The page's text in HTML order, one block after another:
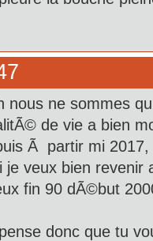
nous ne sommes
de vie a bien
Ã partir mi
je veux bien revenir
fin 90 dÃ©but
donc que tu